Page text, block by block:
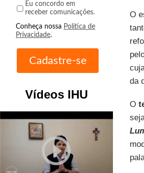
Eu concordo em
receber comunicações.
Conheça nossa Política de
Privacidade.
Vídeos IHU
play_circle_outline
O
da
O